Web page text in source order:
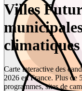
Villes
climatiques
Carte interactive des
2026 en France. Plus de
programmes, sites de